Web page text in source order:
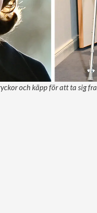
och käpp för att ta sig